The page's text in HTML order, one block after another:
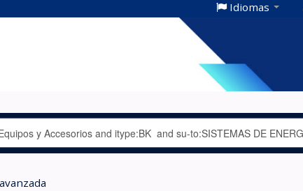
Idiomas